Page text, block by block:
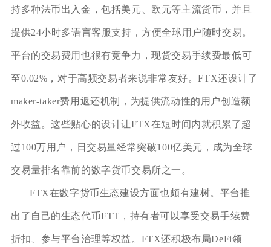
持多种法币出入金，包括美元、欧元等主流货币，并且
提供24小时多语言客服支持，方便全球用户随时交易。
平台的交易费用也很有竞争力，现货交易手续费最低可
至0.02%，对于高频交易者来说非常友好。FTX还设计了
maker-taker费用返还机制，为提供流动性的用户创造额
外收益。这些贴心的设计让FTX在短时间内就积累了超
过100万用户，日交易量经常突破100亿美元，成为全球
交易量排名靠前的数字货币交易所之一。
FTX在数字货币生态建设方面也颇有建树。平台推
出了自己的生态代币FTT，持有者可以享受交易手续费
折扣、参与平台治理等权益。FTX还积极布局DeFi领